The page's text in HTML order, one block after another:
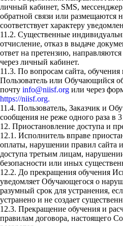
личный кабинет, SMS,
обратной связи или размещаются
соответствует характеру
11.2. Существенные
отчисление, отказ в выдаче
ответ на претензию,
через личный кабинет.
11.3. По вопросам сайта,
Пользователь или Обучающийся
почту info@niisf.org или через
https://niisf.org.
11.4. Пользователь, Заказчик и
сообщения не реже одного раза в
12. Приостановление доступа и
12.1. Исполнитель вправе
оплаты, нарушении правил сайта
доступа третьим лицам,
безопасности или иных
12.2. До прекращения обучения
уведомляет Обучающегося о
разумный срок для устранения,
устранено и не создает
12.3. Прекращение обучения и
правилам договора, настоящего